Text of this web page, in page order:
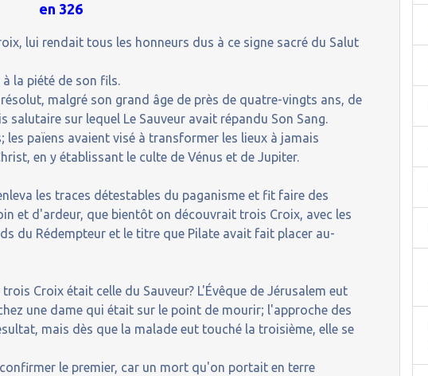
en 326
lui rendait tous les honneurs dus à ce signe sacré du Salut
à la piété de son fils.
malgré son grand âge de près de quatre-vingts ans, de
salutaire sur lequel Le Sauveur avait répandu Son Sang.
païens avaient visé à transformer les lieux à jamais
en y établissant le culte de Vénus et de Jupiter.
les traces détestables du paganisme et fit faire des
et d'ardeur, que bientôt on découvrait trois Croix, avec les
du Rédempteur et le titre que Pilate avait fait placer au-
Croix était celle du Sauveur? L'Évêque de Jérusalem eut
une dame qui était sur le point de mourir; l'approche des
mais dès que la malade eut touché la troisième, elle se
le premier, car un mort qu'on portait en terre